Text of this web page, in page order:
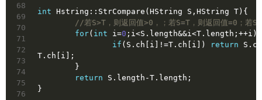
68
69
70
71
72
73
74
75
76
int Hstring::StrCompare(HString S,HString T){
//若S>T，则返回值>0，；若S=T，则返回值=0；若
for( int i=0 ;i<S.length&&i<T.length;++i){
if (S.ch[i]!=T.ch[i]) return
T.ch[i];
	}
return S.length-T.length;
}